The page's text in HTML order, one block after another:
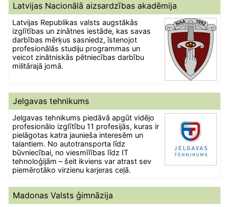
Latvijas Nacionālā aizsardzības akadēmija
Latvijas Republikas valsts augstākās
izglītības un zinātnes iestāde, kas savas
darbības mērķus sasniedz, īstenojot
profesionālās studiju programmas un
veicot zinātniskās pētniecības darbību
militārajā jomā.
Jelgavas tehnikums
Jelgavas tehnikums piedāvā apgūt vidējo
profesionālo izglītību 11 profesijās, kuras ir
pielāgotas katra jaunieša interesēm un
talantiem. No autotransporta līdz
būvniecībai, no viesmīlības līdz IT
tehnoloģijām – šeit ikviens var atrast sev
piemērotāko virzienu karjeras ceļā.
Madonas Valsts ģimnāzija